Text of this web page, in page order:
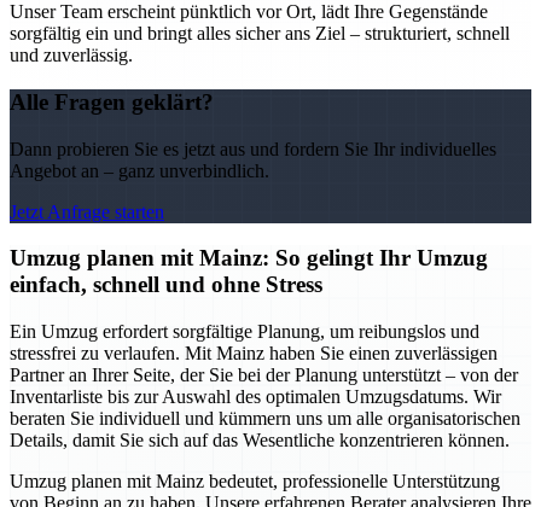
Unser Team erscheint pünktlich vor Ort, lädt Ihre Gegenstände
sorgfältig ein und bringt alles sicher ans Ziel – strukturiert, schnell
und zuverlässig.
Alle Fragen geklärt?
Dann probieren Sie es jetzt aus und fordern Sie Ihr individuelles
Angebot an – ganz unverbindlich.
Jetzt Anfrage starten
Umzug planen mit Mainz: So gelingt Ihr Umzug
einfach, schnell und ohne Stress
Ein Umzug erfordert sorgfältige Planung, um reibungslos und
stressfrei zu verlaufen. Mit Mainz haben Sie einen zuverlässigen
Partner an Ihrer Seite, der Sie bei der Planung unterstützt – von der
Inventarliste bis zur Auswahl des optimalen Umzugsdatums. Wir
beraten Sie individuell und kümmern uns um alle organisatorischen
Details, damit Sie sich auf das Wesentliche konzentrieren können.
Umzug planen mit Mainz bedeutet, professionelle Unterstützung
von Beginn an zu haben. Unsere erfahrenen Berater analysieren Ihre